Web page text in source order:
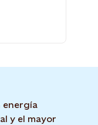
energía
y el mayor